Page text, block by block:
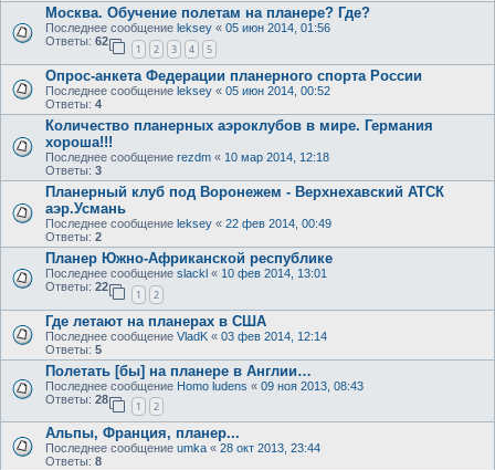
Москва. Обучение полетам на планере? Где?
Последнее сообщение leksey « 05 июн 2014, 01:56
Ответы: 62
1 2 3 4 5
Опрос-анкета Федерации планерного спорта России
Последнее сообщение leksey « 05 июн 2014, 00:52
Ответы: 4
Количество планерных аэроклубов в мире. Германия
хороша!!!
Последнее сообщение rezdm « 10 мар 2014, 12:18
Ответы: 3
Планерный клуб под Воронежем - Верхнехавский АТСК
аэр.Усмань
Последнее сообщение leksey « 22 фев 2014, 00:49
Ответы: 2
Планер Южно-Африканской республике
Последнее сообщение slackl « 10 фев 2014, 13:01
Ответы: 22
1 2
Где летают на планерах в США
Последнее сообщение VladK « 03 фев 2014, 12:14
Ответы: 5
Полетать [бы] на планере в Англии…
Последнее сообщение Homo ludens « 09 ноя 2013, 08:43
Ответы: 28
1 2
Альпы, Франция, планер...
Последнее сообщение umka « 28 окт 2013, 23:44
Ответы: 8